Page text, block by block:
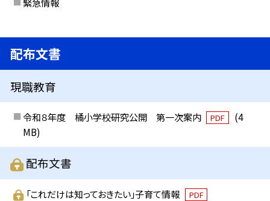
配布文書
現職教育
令和８年度 橘小学校研究公開 第一次案内 PDF
(4
MB)
配布文書
「これだけは知っておきたい」子育て情報 PDF